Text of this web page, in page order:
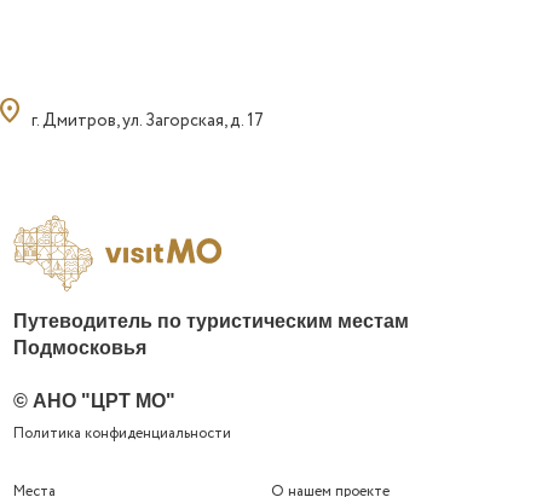
г. Дмитров, ул. Загорская, д. 17
Путеводитель по туристическим местам
Подмосковья
© АНО "ЦРТ МО"
Политика конфиденциальности
Места О нашем проекте